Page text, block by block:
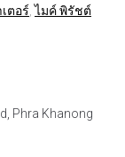
ตอร์ ,ไมค์ พิรัชต์
Phra Khanong